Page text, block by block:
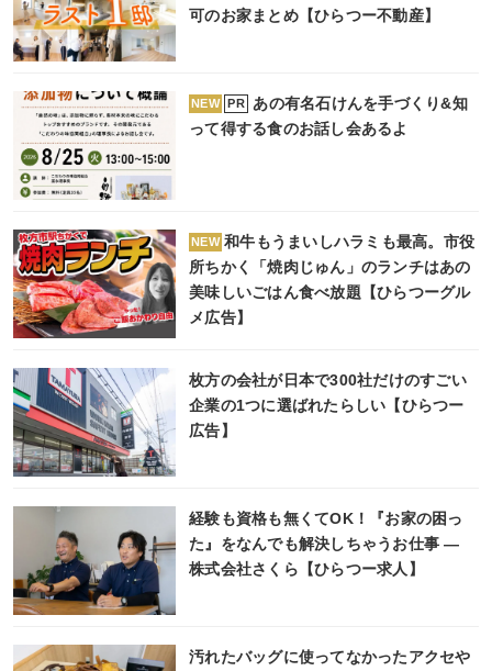
可のお家まとめ【ひらつー不動産】
NEW PR
あの有名石けんを手づくり&知
って得する食のお話し会あるよ
NEW 和牛もうまいしハラミも最高。市役
所ちかく「焼肉じゅん」のランチはあの
美味しいごはん食べ放題【ひらつーグル
メ広告】
枚方の会社が日本で300社だけのすごい
企業の1つに選ばれたらしい【ひらつー
広告】
経験も資格も無くてOK！『お家の困っ
た』をなんでも解決しちゃうお仕事 ―
株式会社さくら【ひらつー求人】
汚れたバッグに使ってなかったアクセや